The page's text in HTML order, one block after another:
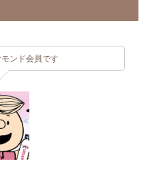
ンド会員です